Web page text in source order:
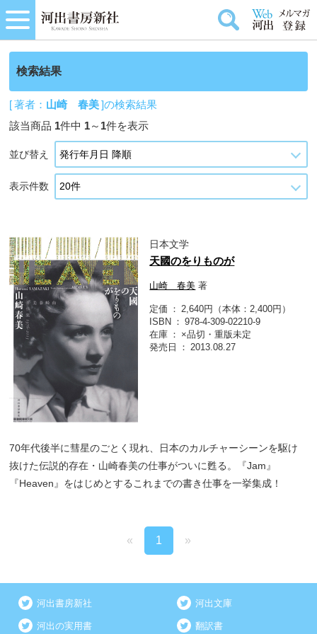
検索結果
[ 著者： 山崎 春美]の検索結果
該当商品 1件中 1～ 1件を表示
並び替え
表示件数
日本文学
天國のをりものが
山崎 春美 著
定価
2,640円（本体：2,400円）
ISBN
978-4-309-02210-9
在庫
×品切・重版未定
発売日
2013.08.27
70年代後半に彗星のごとく現れ、日本のカルチャーシーンを駆け
抜けた伝説的存在・山崎春美の仕事がついに甦る。『Jam』
『Heaven』をはじめとするこれまでの書き仕事を一挙集成！
« 1 »
河出書房新社 河出文庫
河出の実用書 翻訳書